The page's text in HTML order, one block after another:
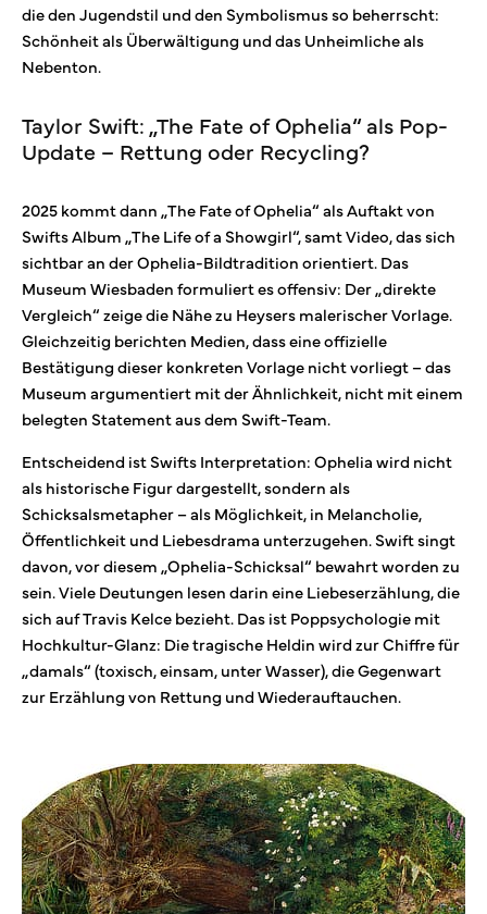
die den Jugendstil und den Symbolismus so beherrscht:
Schönheit als Überwältigung und das Unheimliche als
Nebenton.
Taylor Swift: „The Fate of Ophelia“ als Pop-
Update – Rettung oder Recycling?
2025 kommt dann „The Fate of Ophelia“ als Auftakt von
Swifts Album „The Life of a Showgirl“, samt Video, das sich
sichtbar an der Ophelia-Bildtradition orientiert. Das
Museum Wiesbaden formuliert es offensiv: Der „direkte
Vergleich“ zeige die Nähe zu Heysers malerischer Vorlage.
Gleichzeitig berichten Medien, dass eine offizielle
Bestätigung dieser konkreten Vorlage nicht vorliegt – das
Museum argumentiert mit der Ähnlichkeit, nicht mit einem
belegten Statement aus dem Swift-Team.
Entscheidend ist Swifts Interpretation: Ophelia wird nicht
als historische Figur dargestellt, sondern als
Schicksalsmetapher – als Möglichkeit, in Melancholie,
Öffentlichkeit und Liebesdrama unterzugehen. Swift singt
davon, vor diesem „Ophelia-Schicksal“ bewahrt worden zu
sein. Viele Deutungen lesen darin eine Liebeserzählung, die
sich auf Travis Kelce bezieht. Das ist Poppsychologie mit
Hochkultur-Glanz: Die tragische Heldin wird zur Chiffre für
„damals“ (toxisch, einsam, unter Wasser), die Gegenwart
zur Erzählung von Rettung und Wiederauftauchen.